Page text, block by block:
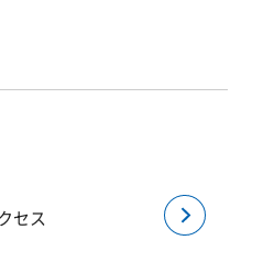
セス